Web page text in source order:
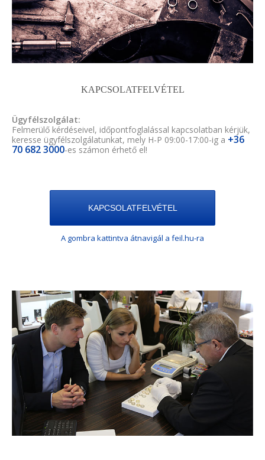
KAPCSOLATFELVÉTEL
Ügyfélszolgálat:
Felmerülő kérdéseivel, időpontfoglalással kapcsolatban kérjük,
keresse ügyfélszolgálatunkat, mely H-P 09:00-17:00-ig a +36
70 682 3000-es számon érhető el!
KAPCSOLATFELVÉTEL
A gombra kattintva átnavigál a feil.hu-ra